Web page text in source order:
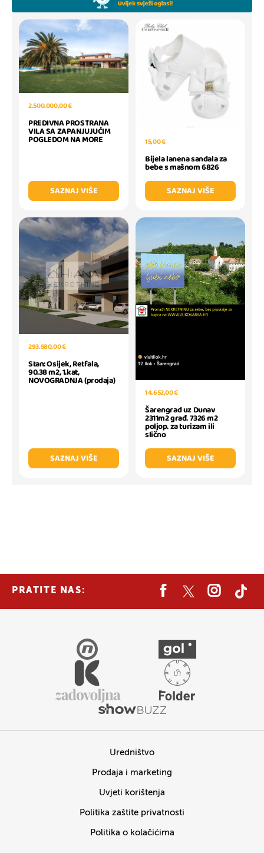
2.500.000,00 €
PREDIVNA PROSTRANA
VILA SA ZAPANJUJUĆIM
POGLEDOM NA MORE
SAZNAJ VIŠE
15,00 €
Bijela lanena sandala za
bebe s mašnom 6826
SAZNAJ VIŠE
293.580,00 €
Stan: Osijek, Retfala,
90.38 m2, 1.kat,
NOVOGRADNJA (prodaja)
SAZNAJ VIŠE
14.652,00 €
Šarengrad uz Dunav
2311m2 građ. 7326 m2
poljop. za turizam ili
slično
SAZNAJ VIŠE
PRATITE NAS:
Uredništvo
Prodaja i marketing
Uvjeti korištenja
Politika zaštite privatnosti
Politika o kolačićima